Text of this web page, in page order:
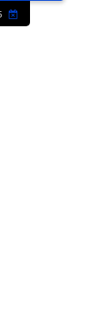
26 سبتمبر 2022